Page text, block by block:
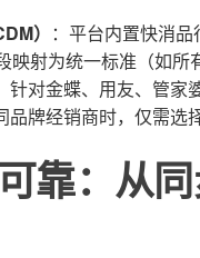
） ：平台内置快消
射为统一标准（如所
针对金蝶、用友、管家
品牌经销商时，仅需选
靠：从